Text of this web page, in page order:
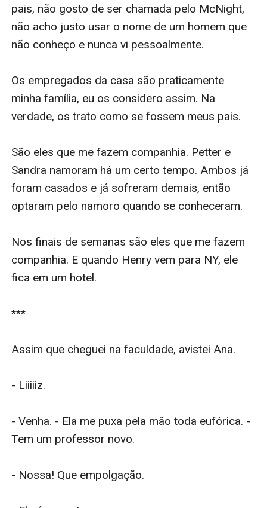
pais, não gosto de ser chamada pelo McNight,
não acho justo usar o nome de um homem que
não conheço e nunca vi pessoalmente.
Os empregados da casa são praticamente
minha família, eu os considero assim. Na
verdade, os trato como se fossem meus pais.
São eles que me fazem companhia. Petter e
Sandra namoram há um certo tempo. Ambos já
foram casados e já sofreram demais, então
optaram pelo namoro quando se conheceram.
Nos finais de semanas são eles que me fazem
companhia. E quando Henry vem para NY, ele
fica em um hotel.
***
Assim que cheguei na faculdade, avistei Ana.
- Liiiiiz.
- Venha. - Ela me puxa pela mão toda eufórica. -
Tem um professor novo.
- Nossa! Que empolgação.